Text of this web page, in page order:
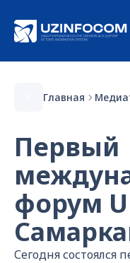
Главная
Первый
форум
Сегодня